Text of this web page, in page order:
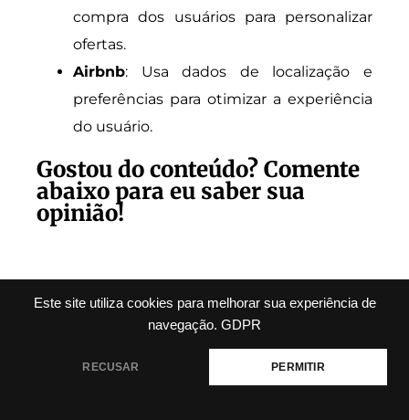
Este site utiliza cookies para melhorar sua experiência de
navegação. GDPR
RECUSAR PERMITIR
compra dos usuários para personalizar
ofertas.
Airbnb: Usa dados de localização e
preferências para otimizar a experiência
do usuário.
Gostou do conteúdo? Comente
abaixo para eu saber sua
opinião!
Talvez Você Goste Também
Dessas Matérias...
Erros comuns ao usar